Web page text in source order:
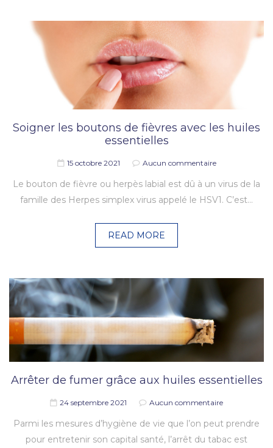
Soigner les boutons de fièvres avec les huiles
essentielles
15 octobre 2021 Aucun commentaire
Le bouton de fièvre ou herpès labial est dû à un virus de la
famille des Herpes simplex virus appelé le HSV1. C’est…
READ MORE
Arrêter de fumer grâce aux huiles essentielles
24 septembre 2021 Aucun commentaire
Parmi les mesures d’hygiène de vie que l’on peut prendre
pour entretenir son capital santé, l’arrêt du tabac est